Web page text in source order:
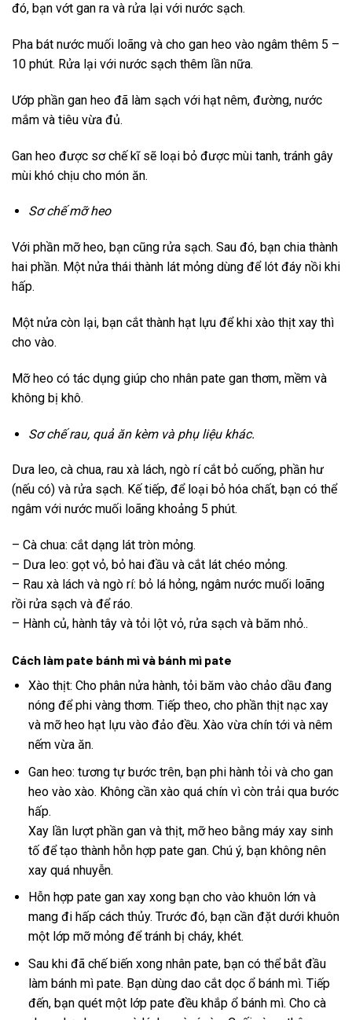
đó, bạn vớt gan ra và rửa lại với nước sạch.
Pha bát nước muối loãng và cho gan heo vào ngâm thêm 5 –
10 phút. Rửa lại với nước sạch thêm lần nữa.
Ướp phần gan heo đã làm sạch với hạt nêm, đường, nước
mắm và tiêu vừa đủ.
Gan heo được sơ chế kĩ sẽ loại bỏ được mùi tanh, tránh gây
mùi khó chịu cho món ăn.
Sơ chế mỡ heo
Với phần mỡ heo, bạn cũng rửa sạch. Sau đó, bạn chia thành
hai phần. Một nửa thái thành lát mỏng dùng để lót đáy nồi khi
hấp.
Một nửa còn lại, bạn cắt thành hạt lựu để khi xào thịt xay thì
cho vào.
Mỡ heo có tác dụng giúp cho nhân pate gan thơm, mềm và
không bị khô.
Sơ chế rau, quả ăn kèm và phụ liệu khác.
Dưa leo, cà chua, rau xà lách, ngò rí cắt bỏ cuống, phần hư
(nếu có) và rửa sạch. Kế tiếp, để loại bỏ hóa chất, bạn có thể
ngâm với nước muối loãng khoảng 5 phút.
– Cà chua: cắt dạng lát tròn mỏng.
– Dưa leo: gọt vỏ, bỏ hai đầu và cắt lát chéo mỏng.
– Rau xà lách và ngò rí: bỏ lá hỏng, ngâm nước muối loãng
rồi rửa sạch và để ráo.
– Hành củ, hành tây và tỏi lột vỏ, rửa sạch và băm nhỏ..
Cách làm pate bánh mì và bánh mì pate
Xào thịt: Cho phân nửa hành, tỏi băm vào chảo dầu đang
nóng để phi vàng thơm. Tiếp theo, cho phần thịt nạc xay
và mỡ heo hạt lựu vào đảo đều. Xào vừa chín tới và nêm
nếm vừa ăn.
Gan heo: tương tự bước trên, bạn phi hành tỏi và cho gan
heo vào xào. Không cần xào quá chín vì còn trải qua bước
hấp.
Xay lần lượt phần gan và thịt, mỡ heo bằng máy xay sinh
tố để tạo thành hỗn hợp pate gan. Chú ý, bạn không nên
xay quá nhuyễn.
Hỗn hợp pate gan xay xong bạn cho vào khuôn lớn và
mang đi hấp cách thủy. Trước đó, bạn cần đặt dưới khuôn
một lớp mỡ mỏng để tránh bị cháy, khét.
Sau khi đã chế biến xong nhân pate, bạn có thể bắt đầu
làm bánh mì pate. Bạn dùng dao cắt dọc ổ bánh mì. Tiếp
đến, bạn quét một lớp pate đều khắp ổ bánh mì. Cho cà